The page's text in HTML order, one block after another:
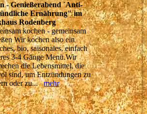
- Genießerabend `Anti-
Ernährung" im
Rodenberg
kochen - gemeinsam
Wir kochen also ein
bio, saisonales, einfach
3-4 Gänge Menü.Wir
die Lebensmittel, die
sind, um Entzündungen zu
oder zu...mehr